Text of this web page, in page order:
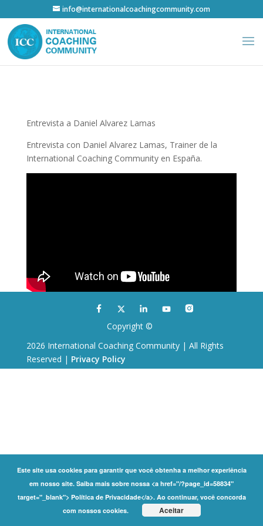
info@internationalcoachingcommunity.com
Entrevista a Daniel Alvarez Lamas
Entrevista con Daniel Alvarez Lamas, Trainer de la
International Coaching Community en España.
Copyright ©
2026 International Coaching Community | All Rights
Reserved | Privacy Policy
Este site usa cookies para garantir que você obtenha a melhor experiência
em nosso site. Saiba mais sobre nossa <a href="/?page_id=58834"
target="_blank"> Política de Privacidade</a>. Ao continuar, você concorda
com nossos cookies.
Aceitar